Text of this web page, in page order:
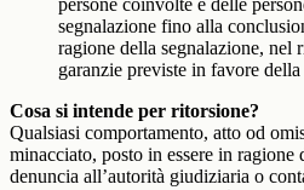
persone coinvolte e delle
segnalazione fino alla
ragione della segnalazione, nel
garanzie previste in favore della
Cosa si intende per ritorsione?
Qualsiasi comportamento, atto od
minacciato, posto in essere in ragione
denuncia all’autorità giudiziaria o